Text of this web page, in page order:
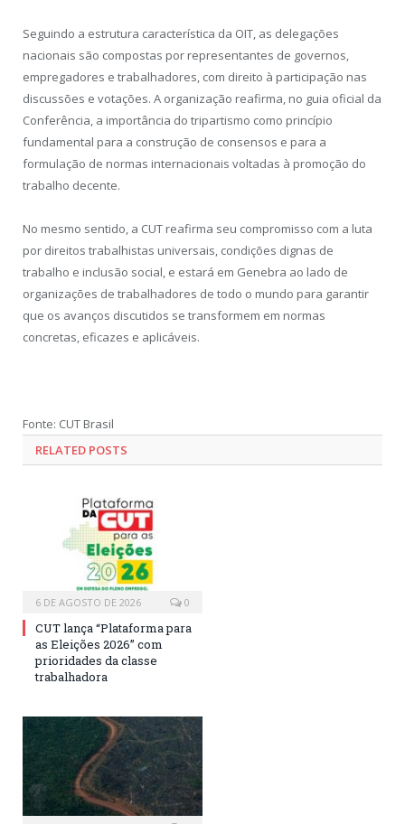
Seguindo a estrutura característica da OIT, as delegações
nacionais são compostas por representantes de governos,
empregadores e trabalhadores, com direito à participação nas
discussões e votações. A organização reafirma, no guia oficial da
Conferência, a importância do tripartismo como princípio
fundamental para a construção de consensos e para a
formulação de normas internacionais voltadas à promoção do
trabalho decente.
No mesmo sentido, a CUT reafirma seu compromisso com a luta
por direitos trabalhistas universais, condições dignas de
trabalho e inclusão social, e estará em Genebra ao lado de
organizações de trabalhadores de todo o mundo para garantir
que os avanços discutidos se transformem em normas
concretas, eficazes e aplicáveis.
Fonte: CUT Brasil
RELATED POSTS
6 DE AGOSTO DE 2026 0
CUT lança “Plataforma para
as Eleições 2026” com
prioridades da classe
trabalhadora